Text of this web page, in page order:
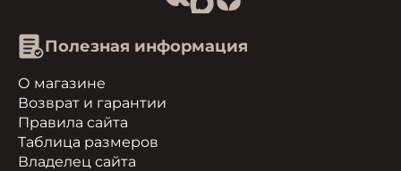
Полезная информация
О магазине
Возврат и гарантии
Правила сайта
Таблица размеров
Владелец сайта